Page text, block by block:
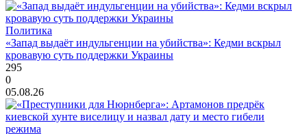
Политика
«Запад выдаёт индульгенции на убийства»: Кедми вскрыл
кровавую суть поддержки Украины
295
0
05.08.26